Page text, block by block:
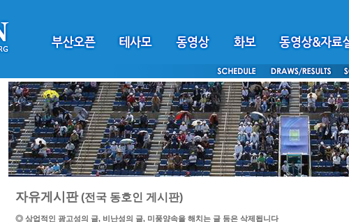
자유게시판(전국 동호인 게시판)
◎ 상업적인 광고성의 글, 비난성의 글, 미풍양속을 해치는 글 등은 삭제됩니다